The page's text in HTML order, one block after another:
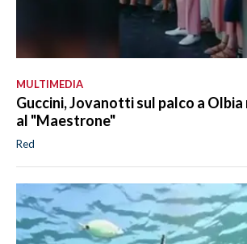
MULTIMEDIA
Guccini, Jovanotti sul palco a
al "Maestrone"
Red